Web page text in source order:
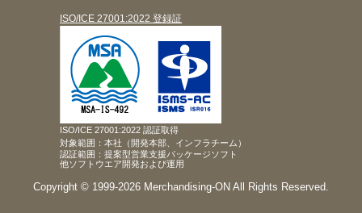
ISO/ICE 27001:2022 登録証
ISO/ICE 27001:2022 認証取得
対象範囲：本社（開発本部、インフラチーム）
認証範囲：提案型営業支援パッケージソフト
他ソフトウエア開発および運用
Copyright © 1999-2026 Merchandising-ON All Rights Reserved.